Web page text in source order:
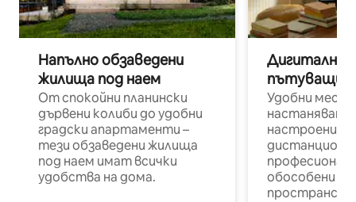
Напълно обзаведени
жилища под наем
От спокойни планински
дървени колиби до удобни
градски апартаменти –
тези обзаведени жилища
под наем имат всички
удобства на дома.
Дигитални
пътуващи
Удобни
настаняване
настроени и
обособени